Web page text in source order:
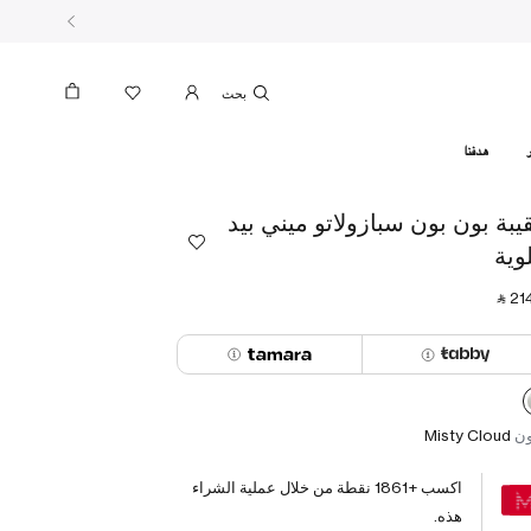
هدفنا
بون بون سبازولاتو ميني بيد
⃁
Misty Cloud
اكسب +1861 نقطة من خلال عملية الشراء
هذه.